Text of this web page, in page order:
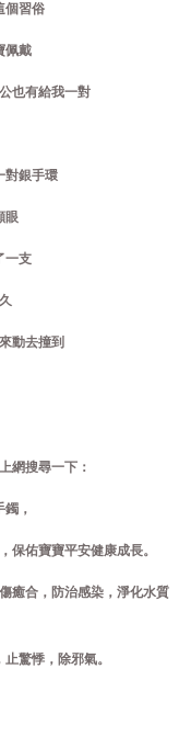
個習俗
佩戴
也有給我一對
對銀手環
眼
一支
動去撞到
網搜尋一下：
，
保佑寶寶平安健康成長。
癒合，防治感染，淨化水質
驚悸，除邪氣。